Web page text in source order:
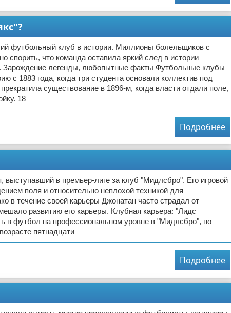
футбольный клуб в истории. Миллионы болельщиков с
спорить, что команда оставила яркий след в истории
Зарождение легенды, любопытные факты Футбольные клубы
с 1883 года, когда три студента основали коллектив под
существование в 1896-м, когда власти отдали поле,
18
Подробнее
выступавший в премьер-лиге за клуб "Мидлсбро". Его игровой
поля и относительно неплохой техникой для
в течение своей карьеры Джонатан часто страдал от
развитию его карьеры. Клубная карьера: "Лидс
в футбол на профессиональном уровне в "Мидлсбро", но
пятнадцати
Подробнее